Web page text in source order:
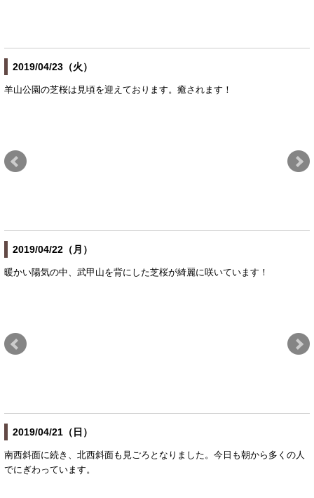
2019/04/23（火）
羊山公園の芝桜は見頃を迎えております。癒されます！
2019/04/22（月）
暖かい陽気の中、武甲山を背にした芝桜が綺麗に咲いています！
2019/04/21（日）
南西斜面に続き、北西斜面も見ごろとなりました。今日も朝から多くの人
でにぎわっています。